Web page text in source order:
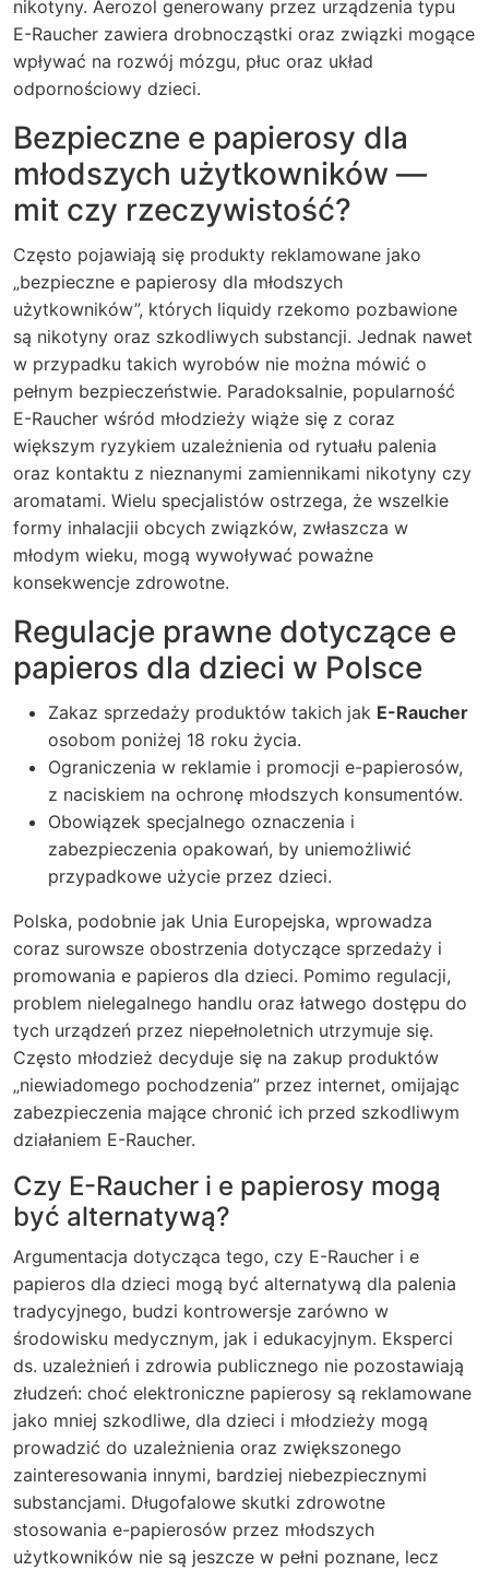
nikotyny. Aerozol generowany przez urządzenia typu
E-Raucher zawiera drobnocząstki oraz związki mogące
wpływać na rozwój mózgu, płuc oraz układ
odpornościowy dzieci.
Bezpieczne e papierosy dla
młodszych użytkowników —
mit czy rzeczywistość?
Często pojawiają się produkty reklamowane jako
„bezpieczne e papierosy dla młodszych
użytkowników”, których liquidy rzekomo pozbawione
są nikotyny oraz szkodliwych substancji. Jednak nawet
w przypadku takich wyrobów nie można mówić o
pełnym bezpieczeństwie. Paradoksalnie, popularność
E-Raucher wśród młodzieży wiąże się z coraz
większym ryzykiem uzależnienia od rytuału palenia
oraz kontaktu z nieznanymi zamiennikami nikotyny czy
aromatami. Wielu specjalistów ostrzega, że wszelkie
formy inhalacjii obcych związków, zwłaszcza w
młodym wieku, mogą wywoływać poważne
konsekwencje zdrowotne.
Regulacje prawne dotyczące e
papieros dla dzieci w Polsce
Zakaz sprzedaży produktów takich jak E-Raucher
osobom poniżej 18 roku życia.
Ograniczenia w reklamie i promocji e-papierosów,
z naciskiem na ochronę młodszych konsumentów.
Obowiązek specjalnego oznaczenia i
zabezpieczenia opakowań, by uniemożliwić
przypadkowe użycie przez dzieci.
Polska, podobnie jak Unia Europejska, wprowadza
coraz surowsze obostrzenia dotyczące sprzedaży i
promowania e papieros dla dzieci. Pomimo regulacji,
problem nielegalnego handlu oraz łatwego dostępu do
tych urządzeń przez niepełnoletnich utrzymuje się.
Często młodzież decyduje się na zakup produktów
„niewiadomego pochodzenia” przez internet, omijając
zabezpieczenia mające chronić ich przed szkodliwym
działaniem E-Raucher.
Czy E-Raucher i e papierosy mogą
być alternatywą?
Argumentacja dotycząca tego, czy E-Raucher i e
papieros dla dzieci mogą być alternatywą dla palenia
tradycyjnego, budzi kontrowersje zarówno w
środowisku medycznym, jak i edukacyjnym. Eksperci
ds. uzależnień i zdrowia publicznego nie pozostawiają
złudzeń: choć elektroniczne papierosy są reklamowane
jako mniej szkodliwe, dla dzieci i młodzieży mogą
prowadzić do uzależnienia oraz zwiększonego
zainteresowania innymi, bardziej niebezpiecznymi
substancjami. Długofalowe skutki zdrowotne
stosowania e-papierosów przez młodszych
użytkowników nie są jeszcze w pełni poznane, lecz